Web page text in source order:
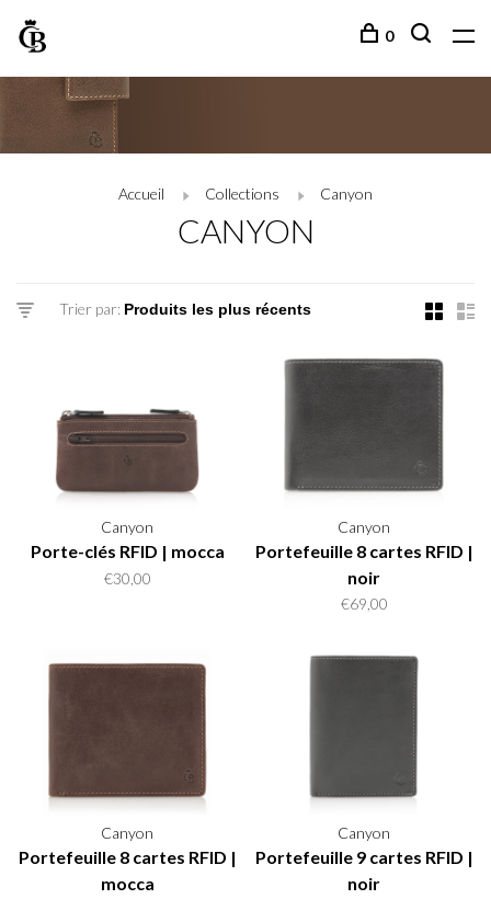
0
Accueil Collections Canyon
CANYON
Trier par:
Canyon
Porte-clés RFID | mocca
€30,00
Canyon
Portefeuille 8 cartes RFID |
noir
€69,00
Canyon
Portefeuille 8 cartes RFID |
mocca
Canyon
Portefeuille 9 cartes RFID |
noir